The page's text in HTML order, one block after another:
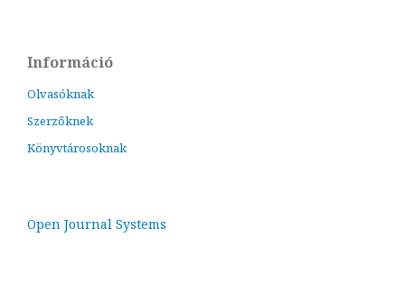
Információ
Olvasóknak
Szerzőknek
Könyvtárosoknak
Open Journal Systems